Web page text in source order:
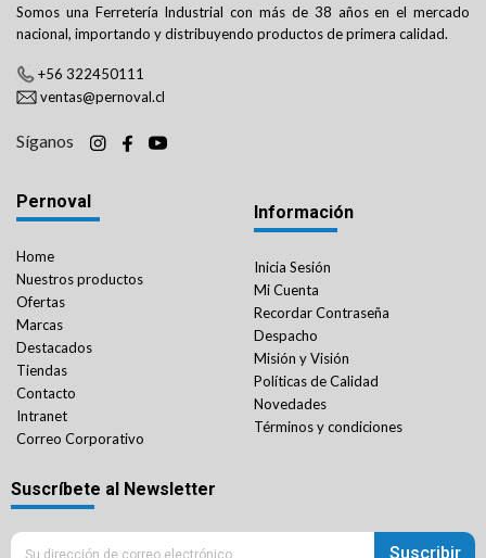
Somos una Ferretería Industrial con más de 38 años en el mercado
nacional, importando y distribuyendo productos de primera calidad.
+56 322450111
ventas@pernoval.cl
Síganos
Pernoval
Home
Nuestros productos
Ofertas
Marcas
Destacados
Tiendas
Contacto
Intranet
Correo Corporativo
Información
Inicia Sesión
Mi Cuenta
Recordar Contraseña
Despacho
Misión y Visión
Políticas de Calidad
Novedades
Términos y condiciones
Suscríbete al Newsletter
Suscribir